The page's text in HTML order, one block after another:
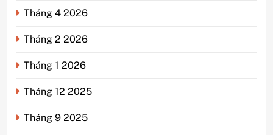
Tháng 4 2026
Tháng 2 2026
Tháng 1 2026
Tháng 12 2025
Tháng 9 2025